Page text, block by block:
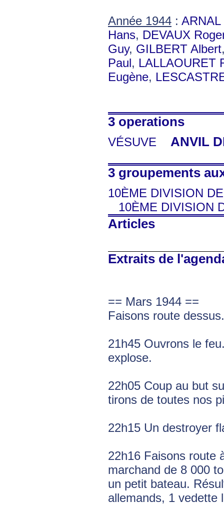
Année 1944 : ARNAL
Hans, DEVAUX
Guy, GILBERT Albert
Paul, LALLAOURET
Eugène,
3 operations
VÉSUVE ANVIL
3 groupements
10ÈME DIVISION
10ÈME DIVISION
Articles
Extraits de
== Mars 1944 ==
Faisons route dessus.
21h45 Ouvrons le
explose.
22h05 Coup au but
tirons de toutes nos
22h15 Un destroyer
22h16 Faisons route
marchand de 8 000
un petit bateau.
allemands, 1 vedette